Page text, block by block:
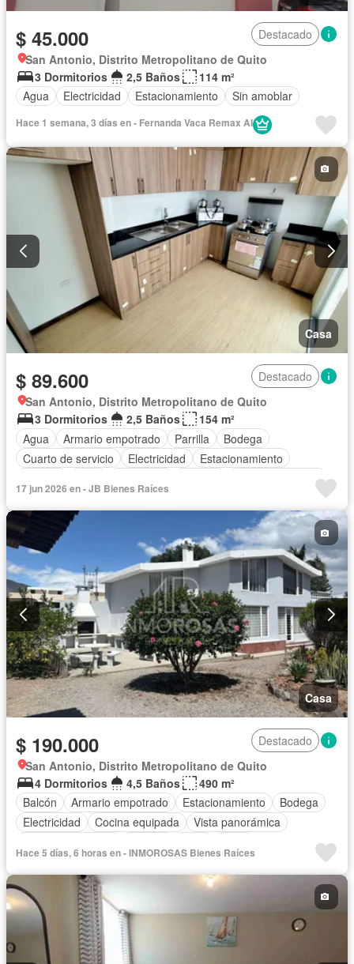
$ 45.000
Destacado
San Antonio, Distrito Metropolitano de Quito
3 Dormitorios
2,5 Baños
114 m²
Agua
Electricidad Estacionamiento Sin amoblar
Hace 1 semana, 3 días en - Fernanda Vaca Remax AI
Casa
$ 89.600
Destacado
San Antonio, Distrito Metropolitano de Quito
3 Dormitorios
2,5 Baños
154 m²
Agua
Armario empotrado Parrilla
Bodega
Cuarto de servicio
Electricidad
Estacionamiento
Vista panorámica
Wifi
17 jun 2026 en - JB Bienes Raíces
Casa
$ 190.000
Destacado
San Antonio, Distrito Metropolitano de Quito
4 Dormitorios
4,5 Baños
490 m²
Balcón
Armario empotrado Estacionamiento
Bodega
Electricidad
Cocina equipada
Vista panorámica
Área para niños
Jardín Parrilla Sin amoblar
Hace 5 días, 6 horas en - INMOROSAS Bienes Raíces